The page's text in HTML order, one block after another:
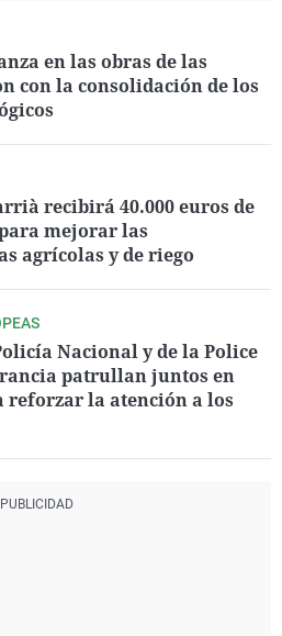
en las obras de las
con la consolidación de los
recibirá 40.000 euros de
mejorar las
agrícolas y de riego
Nacional y de la Police
patrullan juntos en
reforzar la atención a los